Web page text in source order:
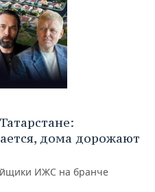
дома дорожают
ИЖС на бранче